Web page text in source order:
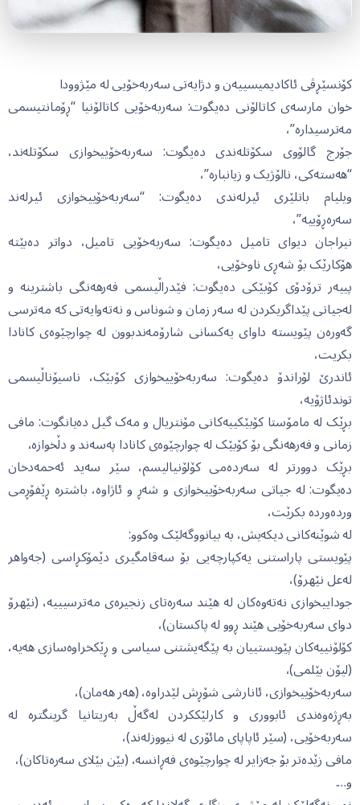
کۆنسێڕڤی ئاکادیمیسییەن و دژایەتی سەربەخۆیی لە مێژوودا
خوان مارسەی کاتالۆنی دەیگوت: سەربەخۆیی کاتالۆنیا “ڕۆمانتیسمی
مەترسیدارە”،
جۆرج گالۆوی سکۆتلەندی دەیگوت: سەربەخۆییخوازی سکۆتلەند،
“هەستەکی، نالۆژیک و زیانبارە”،
ویلیام باتلێری ئیرلەندی دەیگوت: “سەربەخۆییخوازی ئیرلەند
سەرەڕۆییە”،
نیراجان دیوای تامیل دەیگوت: سەربەخۆیی تامیل، دواتر دەبێتە
هۆکارێک بۆ شەڕی ناوخۆیی،
پییەر ترۆدۆی کۆبێکی دەیگوت: فێدراڵیسمی فەرهەنگی باشترینە و
لەجیاتی پێداگریکردن لە سەر زمان و شوناس و نەتەوایەتی کە مەترسی
گەورەن پێویستە داوای یەکسانی شارۆمەندبوون لە چوارچێوەی کانادا
بکریت،
ئاندرێ لۆراندۆ دەیگوت: سەربەخۆییخوازی کۆبێک، ناسیۆناڵیسمی
توندئاژۆیە،
بڕێک لە مامۆستا کۆبێکییەکانی مۆنتریال و مەک گیل دەیانگوت: مافی
زمانی و فەرهەنگی بۆ کۆبێک لە چوارچێوەی کانادا پەسەند و دڵخوازە،
بڕێک دوورتر لە سەردەمی کۆلۆنیالیسم، سێر سەید ئەحمەدخان
دەیگوت: لە جیاتی سەربەخۆییخوازی و شەڕ و ئاژاوە، باشترە ڕێفۆڕمی
وردەوردە بکرێت،
لە شوێنەکانی دیکەیش، بە بیانووگەلێک وەکوو:
پێویستی پاراستنی یەکپارچەیی بۆ سەقامگیری دێمۆکڕاسی (جەواهر
لەعل نێهرۆ)،
جوداییخوازی نەتەوەکان لە هێند سەرەتای زنجیرەی مەترسیییە، (نێهرۆ
دوای سەربەخۆیی هێند ڕوو لە پاکستان)،
کۆلۆنییەکان پێویستییان بە پێگەیشتنی سیاسی و ڕێکخراوەسازی هەیە،
(لیۆن بێلمی)،
سەربەخۆییخوازی، ئانارشی شۆڕش لێدراوە، (هەر هەمان)،
بەڕژەوەندی ئابووری و کارلێککردن لەگەڵ بەریتانیا گرینگترە لە
سەربەخۆیی، (سێر ئاپاپای مائۆری لە نیووزلەند)،
مافی زێدەتر بۆ جەزایر لە چوارچێوەی فەڕانسە، (بێن بێلای سەرەتاکان)،
و….